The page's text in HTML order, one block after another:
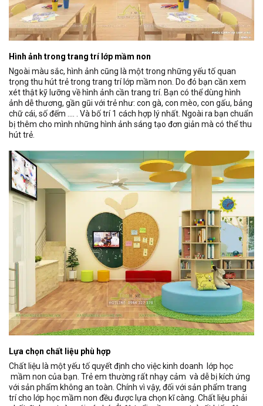
Hình ảnh trong trang trí lớp mầm non
Ngoài màu sắc, hình ảnh cũng là một trong những yếu tố quan
trọng thu hút trẻ trong trang trí lớp mầm non. Do đó bạn cần xem
xét thật kỹ lưỡng về hình ảnh cần trang trí. Bạn có thể dùng hình
ảnh dễ thương, gần gũi với trẻ như: con gà, con mèo, con gấu, bảng
chữ cái, số đếm …. . Và bố trí 1 cách hợp lý nhất. Ngoài ra bạn chuẩn
bị thêm cho mình những hình ảnh sáng tạo đơn giản mà có thể thu
hút trẻ.
Lựa chọn chất liệu phù hợp
Chất liệu là một yếu tố quyết định cho việc kinh doanh lớp học
mầm non của bạn. Trẻ em thường rất nhạy cảm và dễ bị kích ứng
với sản phẩm không an toàn. Chính vì vậy, đối với sản phẩm trang
trí cho lớp học mầm non đều được lựa chọn kĩ càng. Chất liệu phải